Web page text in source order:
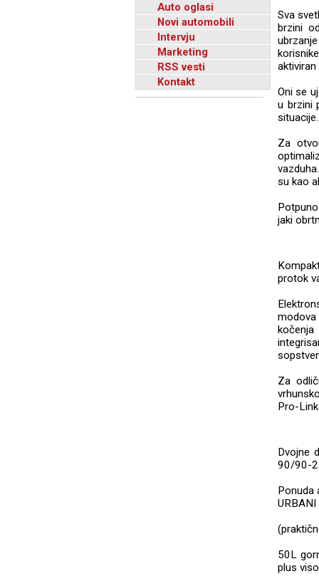
Auto oglasi
Novi automobili
Intervju
Marketing
RSS vesti
Kontakt
Sva
brzini
Oni se
u brzini
situacije.
Za
su kao
jaki
protok
Za
Pro-
Dvojne
90/90-
Ponuda
URBANI
50L
plus